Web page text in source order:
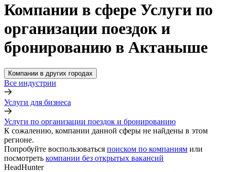
Компании в сфере Услуги по
организации поездок и
бронированию в Актаныше
Компании в других городах
Все индустрии
Услуги для бизнеса
Услуги по организации поездок и бронированию
К сожалению, компании данной сферы не найдены в этом
регионе.
Попробуйте воспользоваться поиском по компаниям или
посмотреть компании без открытых вакансий
HeadHunter